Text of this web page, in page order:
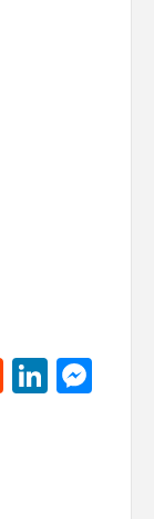
Reddit